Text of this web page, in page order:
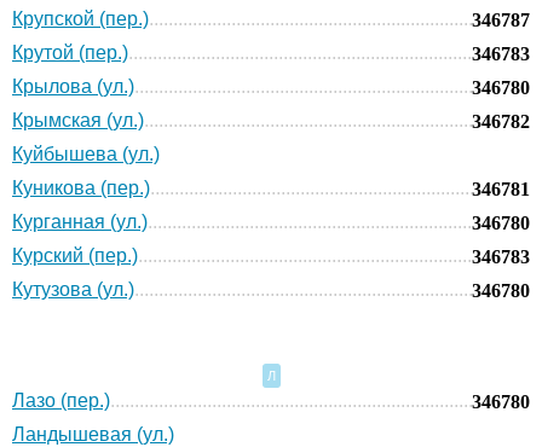
Крупской (пер.)
346787
Крутой (пер.)
346783
Крылова (ул.)
346780
Крымская (ул.)
346782
Куйбышева (ул.)
Куникова (пер.)
346781
Курганная (ул.)
346780
Курский (пер.)
346783
Кутузова (ул.)
346780
Л
Лазо (пер.)
346780
Ландышевая (ул.)